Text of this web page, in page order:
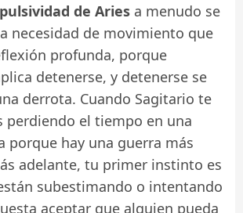
de Aries a menudo se
necesidad de movimiento que
profunda, porque
detenerse, y detenerse se
derrota. Cuando Sagitario te
perdiendo el tiempo en una
porque hay una guerra más
adelante, tu primer instinto es
subestimando o intentando
aceptar que alguien pueda